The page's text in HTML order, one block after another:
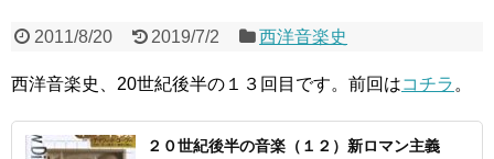
2011/8/20 2019/7/2 西洋音楽史
西洋音楽史、20世紀後半の１３回目です。前回はコチラ 。
２０世紀後半の音楽（１２）新ロマン主義